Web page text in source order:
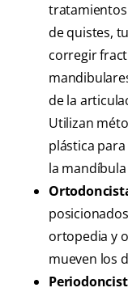
de quistes,
corregir
de la
Utilizan
plástica
la
ortopedia y
mueven los